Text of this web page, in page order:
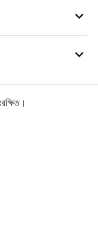

